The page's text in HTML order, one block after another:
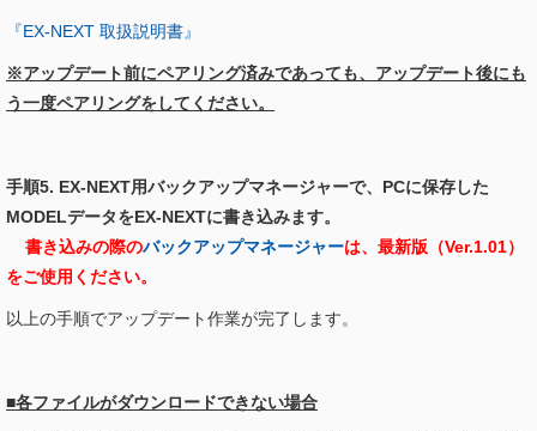
『EX-NEXT 取扱説明書』
※アップデート前にペアリング済みであっても、アップデート後にも
う一度ペアリングをしてください。
手順5. EX-NEXT用バックアップマネージャーで、PCに保存した
MODELデータをEX-NEXTに書き込みます。
書き込みの際のバックアップマネージャーは、最新版（Ver.1.01）
をご使用ください。
以上の手順でアップデート作業が完了します。
■各ファイルがダウンロードできない場合